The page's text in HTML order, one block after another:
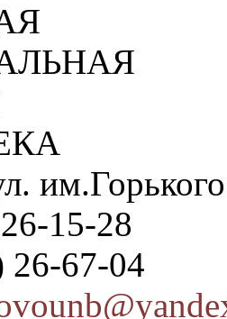
15-28
26-67-04